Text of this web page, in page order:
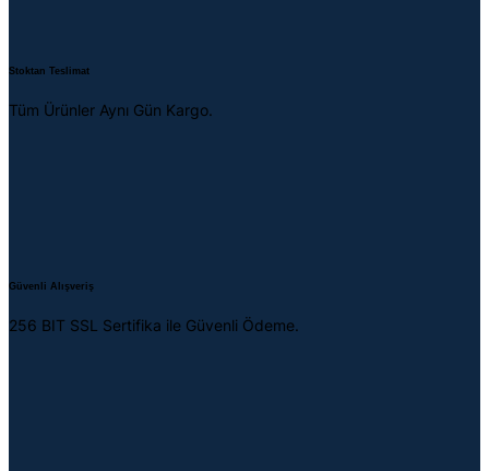
Stoktan Teslimat
Tüm Ürünler Aynı Gün Kargo.
Güvenli Alışveriş
256 BIT SSL Sertifika ile Güvenli Ödeme.